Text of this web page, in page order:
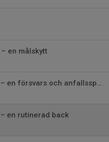
en målskytt
Årets tredje nyförvärv – en försvars och anfallsspelare
en rutinerad back